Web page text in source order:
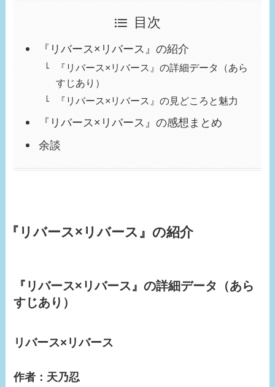
目次
『リバース×リバース』の紹介
『リバース×リバース』の詳細データ（あら
すじあり）
『リバース×リバース』の見どころと魅力
『リバース×リバース』の感想まとめ
余談
『リバース×リバース』の紹介
『リバース×リバース』の詳細データ（あら
すじあり）
リバース×リバース
作者：天乃忍